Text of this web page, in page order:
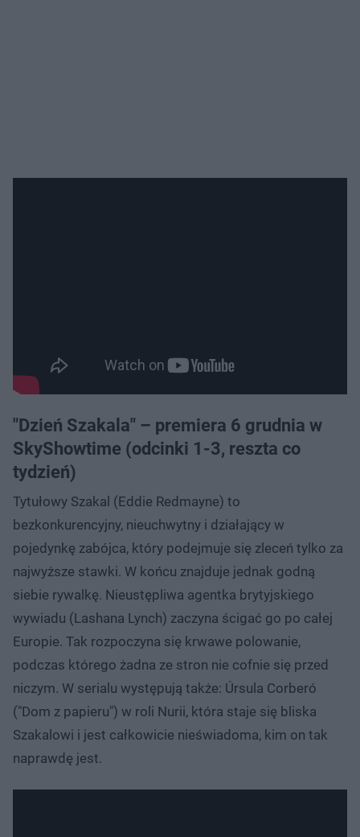
"Dzień Szakala" – premiera 6 grudnia w
SkyShowtime (odcinki 1-3, reszta co
tydzień)
Tytułowy Szakal (Eddie Redmayne) to
bezkonkurencyjny, nieuchwytny i działający w
pojedynkę zabójca, który podejmuje się zleceń tylko za
najwyższe stawki. W końcu znajduje jednak godną
siebie rywalkę. Nieustępliwa agentka brytyjskiego
wywiadu (Lashana Lynch) zaczyna ścigać go po całej
Europie. Tak rozpoczyna się krwawe polowanie,
podczas którego żadna ze stron nie cofnie się przed
niczym. W serialu występują także: Úrsula Corberó
("Dom z papieru") w roli Nurii, która staje się bliska
Szakalowi i jest całkowicie nieświadoma, kim on tak
naprawdę jest.